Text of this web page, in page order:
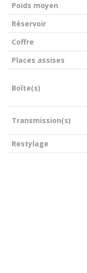
Poids moyen
Réservoir
Coffre
Places assises
Boîte(s)
Transmission(s)
Restylage